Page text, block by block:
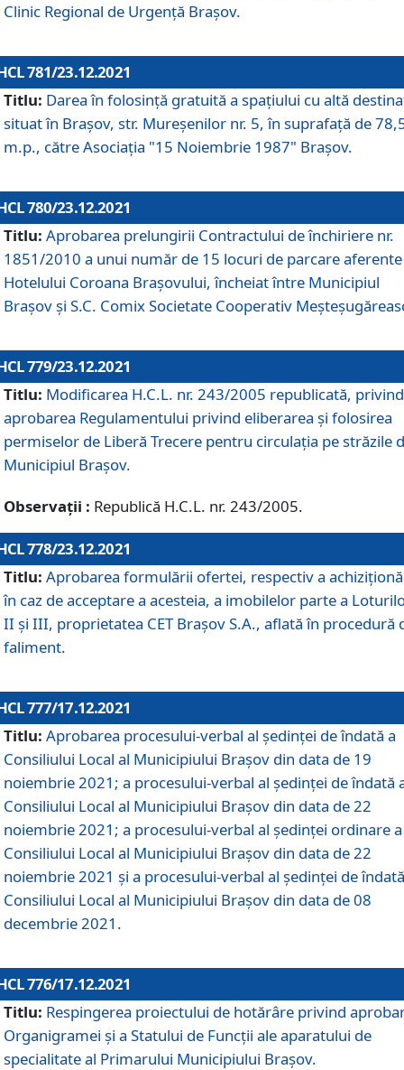
Clinic Regional de Urgență Brașov.
781/23.12.2021
Titlu: Darea în folosinţă gratuită a spaţiului cu altă
situat în Braşov, str. Mureşenilor nr. 5, în suprafaţă de
m.p., către Asociaţia "15 Noiembrie 1987" Braşov.
780/23.12.2021
Titlu: Aprobarea prelungirii Contractului de închiriere nr.
1851/2010 a unui număr de 15 locuri de parcare aferente
Hotelului Coroana Brașovului, încheiat între Municipiul
Braşov şi S.C. Comix Societate Cooperativ
779/23.12.2021
Titlu: Modificarea H.C.L. nr. 243/2005 republicată, privind
aprobarea Regulamentului privind eliberarea şi folosirea
permiselor de Liberă Trecere pentru circulația pe străzile
Municipiul Braşov.
Observații : Republică H.C.L. nr. 243/2005.
778/23.12.2021
Titlu: Aprobarea formulării ofertei, respectiv a
în caz de acceptare a acesteia, a imobilelor parte a
II și III, proprietatea CET Brașov S.A., aflată în procedură
faliment.
777/17.12.2021
Titlu: Aprobarea procesului-verbal al şedinţei de îndată a
Consiliului Local al Municipiului Braşov din data de 19
noiembrie 2021; a procesului-verbal al şedinţei de îndată
Consiliului Local al Municipiului Braşov din data de 22
noiembrie 2021; a procesului-verbal al şedinţei ordinare a
Consiliului Local al Municipiului Braşov din data de 22
noiembrie 2021 și a procesului-verbal al şedinţei de
Consiliului Local al Municipiului Braşov din data de 08
decembrie 2021.
776/17.12.2021
Titlu: Respingerea proiectului de hotărâre privind
Organigramei şi a Statului de Funcţii ale aparatului de
specialitate al Primarului Municipiului Braşov.